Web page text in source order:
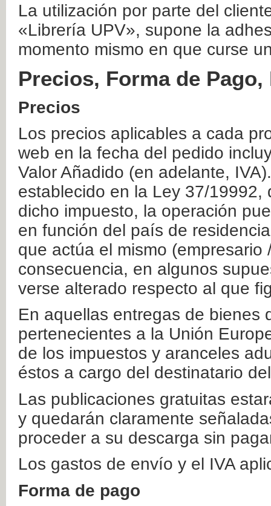
La utilización por parte del
«Librería UPV», supone la
momento mismo en que curse
Precios, Forma de
Precios
Los precios aplicables a cada
web en la fecha del pedido
Valor Añadido (en adelante,
establecido en la Ley 37/
dicho impuesto, la operación
en función del país de
que actúa el mismo
consecuencia, en algunos
verse alterado respecto al que
En aquellas entregas de bienes
pertenecientes a la Unión
de los impuestos y aranceles
éstos a cargo del destinatario
Las publicaciones gratuitas
y quedarán claramente
proceder a su descarga sin
Los gastos de envío y el IVA
Forma de pago